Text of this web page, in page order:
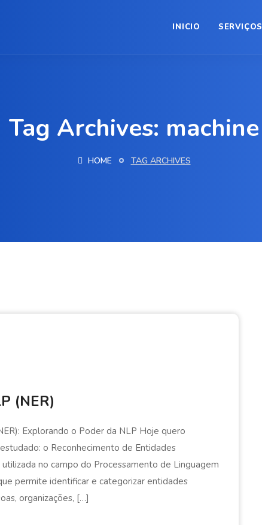
INICIO SERVIÇOS
Tag Archives: machine
HOME TAG ARCHIVES
(NER)
Explorando o Poder da NLP Hoje quero
o Reconhecimento de Entidades
no campo do Processamento de Linguagem
permite identificar e categorizar entidades
organizações, […]